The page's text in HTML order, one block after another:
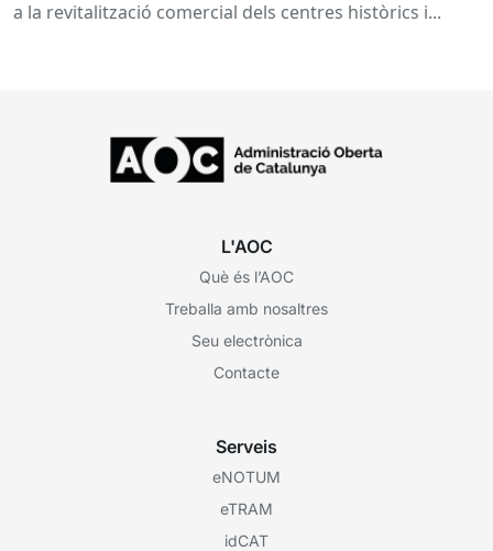
a la revitalització comercial dels centres històrics i...
L'AOC
Què és l’AOC
Treballa amb nosaltres
Seu electrònica
Contacte
Serveis
eNOTUM
eTRAM
idCAT